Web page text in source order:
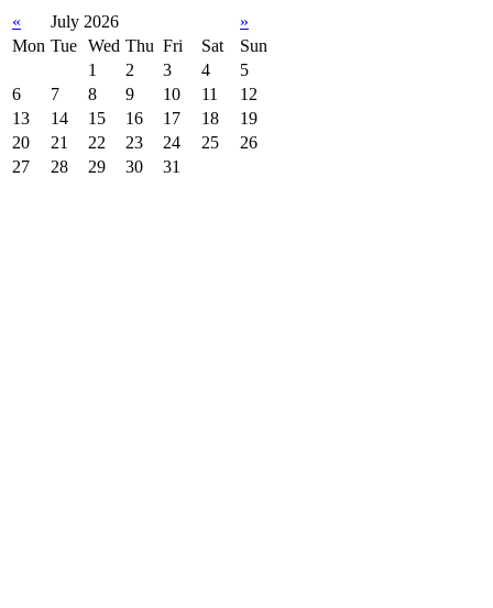
« July 2026
»
Mon Tue Wed Thu Fri Sat
Sun
1
2 3 4
5
6
7 8 9 10 11
12
13
14 15 16 17 18
19
20
21 22 23 24 25
26
27
28 29 30 31